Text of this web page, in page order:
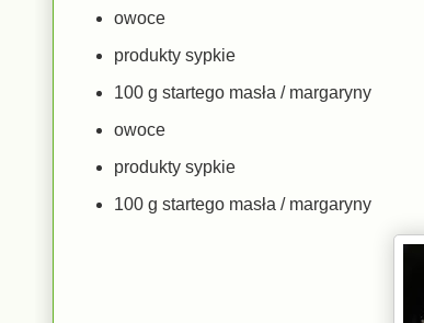
owoce
produkty sypkie
100 g startego masła / margaryny
owoce
produkty sypkie
100 g startego masła / margaryny